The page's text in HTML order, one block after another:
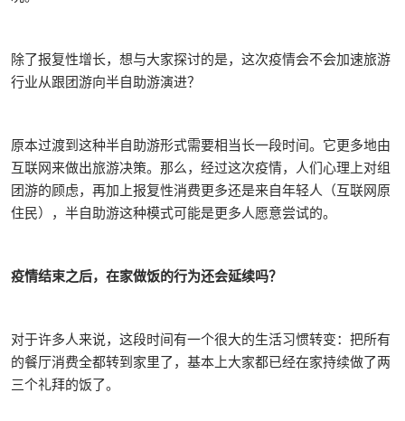
除了报复性增长，想与大家探讨的是，这次疫情会不会加速旅游
行业从跟团游向半自助游演进？
原本过渡到这种半自助游形式需要相当长一段时间。它更多地由
互联网来做出旅游决策。那么，经过这次疫情，人们心理上对组
团游的顾虑，再加上报复性消费更多还是来自年轻人（互联网原
住民），半自助游这种模式可能是更多人愿意尝试的。
疫情结束之后，在家做饭的行为还会延续吗？
对于许多人来说，这段时间有一个很大的生活习惯转变：把所有
的餐厅消费全都转到家里了，基本上大家都已经在家持续做了两
三个礼拜的饭了。